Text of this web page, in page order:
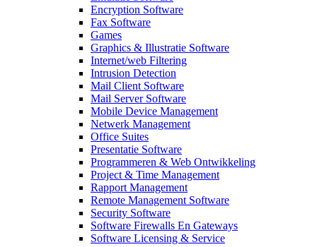
Encryption Software
Fax Software
Games
Graphics & Illustratie Software
Internet/web Filtering
Intrusion Detection
Mail Client Software
Mail Server Software
Mobile Device Management
Netwerk Management
Office Suites
Presentatie Software
Programmeren & Web Ontwikkeling
Project & Time Management
Rapport Management
Remote Management Software
Security Software
Software Firewalls En Gateways
Software Licensing & Service